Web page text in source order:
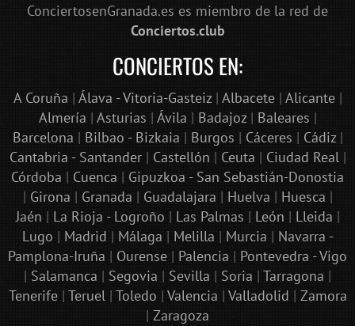
ConciertosenGranada.es es miembro de la red de
Conciertos.club
CONCIERTOS EN:
A Coruña | Álava - Vitoria-Gasteiz| Albacete| Alicante|
Almería | Asturias | Ávila | Badajoz| Baleares |
Barcelona | Bilbao - Bizkaia | Burgos | Cáceres | Cádiz|
Cantabria - Santander| Castellón | Ceuta | Ciudad Real|
Córdoba | Cuenca | Gipuzkoa - San Sebastián-Donostia
| Girona | Granada | Guadalajara | Huelva | Huesca |
Jaén | La Rioja - Logroño | Las Palmas | León | Lleida |
Lugo | Madrid | Málaga | Melilla | Murcia | Navarra -
Pamplona-Iruña | Ourense | Palencia | Pontevedra - Vigo
| Salamanca | Segovia | Sevilla | Soria | Tarragona |
Tenerife| Teruel| Toledo | Valencia | Valladolid | Zamora
| Zaragoza